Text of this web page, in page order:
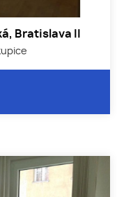
Bratislava II